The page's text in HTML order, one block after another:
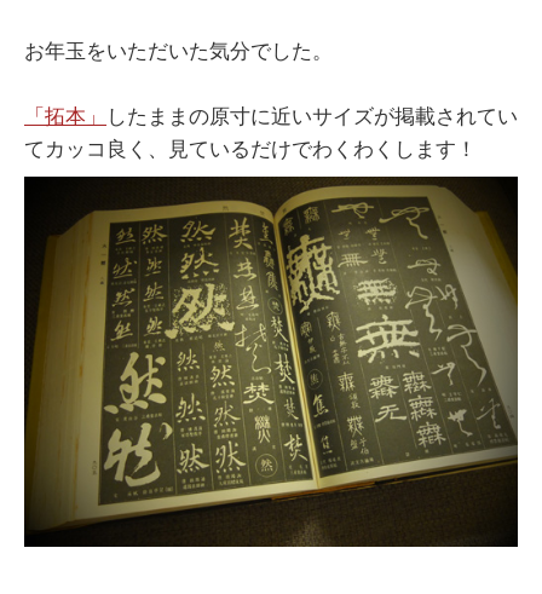
お年玉をいただいた気分でした。
「拓本」 したままの原寸に近いサイズが掲載されてい
てカッコ良く、見ているだけでわくわくします！